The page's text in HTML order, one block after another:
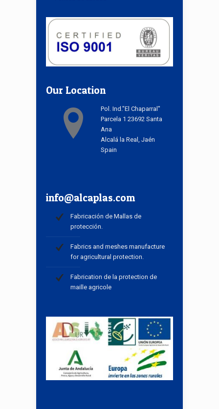
Our Location
Pol. Ind."El Chaparral"
Parcela 1 23692 Santa
Ana
Alcalá la Real, Jaén
Spain
info@alcaplas.com
Fabricación de Mallas de
protección.
Fabrics and meshes manufacture
for agricultural protection.
Fabrication de la protection de
maille agricole